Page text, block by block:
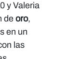
y Valeria
de oro,
en un
las